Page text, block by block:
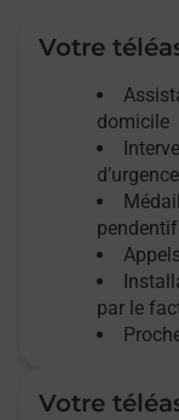
Votre
domicile
d’urgence
pendentif
par le
Votre